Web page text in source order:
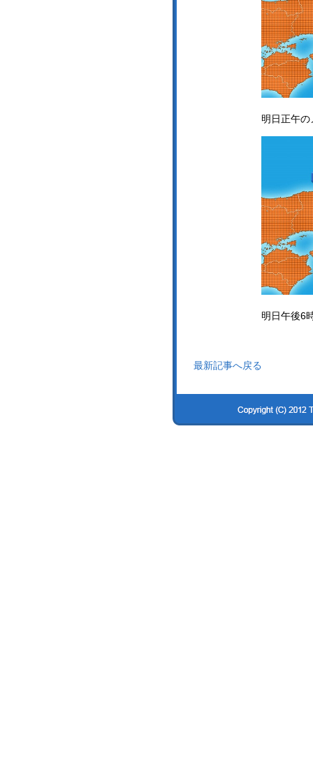
明日正午
明日午後6
最新記事へ戻る